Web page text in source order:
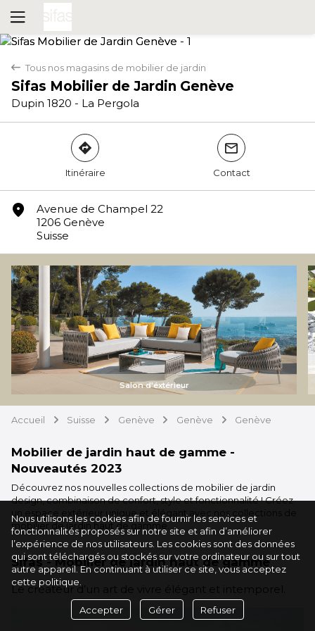
back Tous nos magasins de mobilier de jardin
Sifas Mobilier de Jardin Genève
Dupin 1820 - La Pergola
Oui Non
direction
Itinéraire
mail
Contact
marker
Avenue de Champel 22
1206 Genève
Suisse
Salon d'éxtérieur
Accueil arrow Suisse arrow Genève arrow Genève arrow Genève
Mobilier de jardin haut de gamme -
Nouveautés 2023
Découvrez nos nouvelles collections de mobilier de jardin
design, combinaison de confort, style et fonctionnalité ! Créez
un espace extérieur unique et élégant avec nos collections de
mobilier de jardin haut de gamme.
Sifas - Mobilier de jardin haut de gamme
Le créateur d’un art de vivre élégant et intemporel.
Nous utilisons les cookies afin de fournir les services et
fonctionnalités proposés sur notre site et afin d’améliorer
l’expérience de nos utilisateurs. Les cookies sont des données
qui sont téléchargés ou stockés sur votre ordinateur ou sur tout
autre appareil. En continuant à utiliser ce site, vous acceptez
cette politique.
Accepter Gérer Refuser